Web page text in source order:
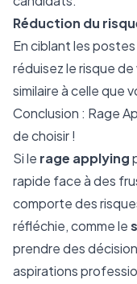
Réduction du
En ciblant les
réduisez le risque
similaire à celle que
Conclusion : Rage
de choisir !
Si le rage applying
rapide face à des
comporte des
réfléchie, comme le
prendre des
aspirations